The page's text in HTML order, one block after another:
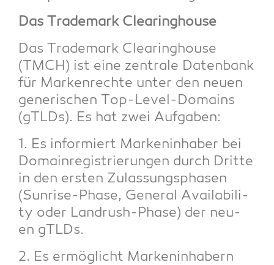
Das Trade­mark Clearinghouse
Das Trade­mark Clea­ring­house
(TMCH) ist eine zen­tra­le Daten­bank
für Mar­ken­rech­te unter den neu­en
gene­ri­schen Top-Level-Domains
(gTLDs). Es hat zwei Aufgaben:
1. Es infor­miert Mar­ken­in­ha­ber bei
Domain­re­gis­trie­run­gen durch Drit­te
in den ers­ten Zulas­sungs­pha­sen
(Sun­ri­se-Pha­se, Gene­ral Avai­la­bi­li­
ty oder Land­rush-Pha­se) der neu­
en gTLDs.
2. Es ermög­licht Mar­ken­in­ha­bern